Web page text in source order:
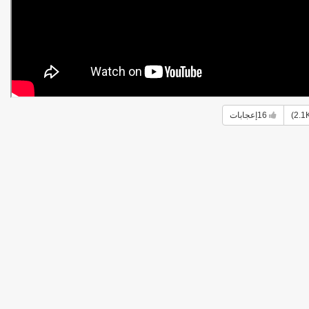
16 إعجابات